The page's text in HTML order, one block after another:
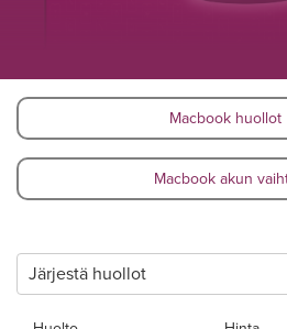
Järjestä huollot